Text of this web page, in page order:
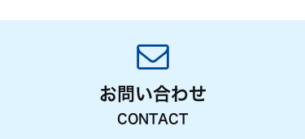
お問い合わせ
CONTACT